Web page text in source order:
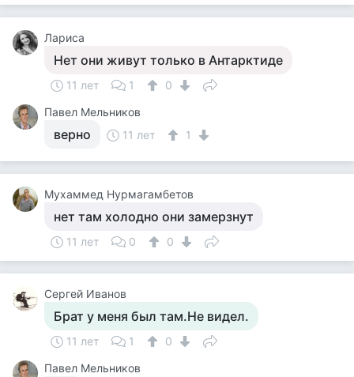
Лариса
Нет они живут только в Антарктиде
11 лет 1
0
Павел Мельников
верно 11 лет 1
Мухаммед Нурмагамбетов
нет там холодно они замерзнут
11 лет 0 0
Сергей Иванов
Брат у меня был там.Не видел.
11 лет 1
0
Павел Мельников